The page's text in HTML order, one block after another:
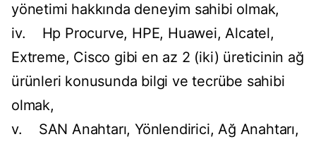
yönetimi hakkında deneyim sahibi olmak,
iv. Hp Procurve, HPE, Huawei, Alcatel,
Extreme, Cisco gibi en az 2 (iki) üreticinin ağ
ürünleri konusunda bilgi ve tecrübe sahibi
olmak,
v. SAN Anahtarı, Yönlendirici, Ağ Anahtarı,